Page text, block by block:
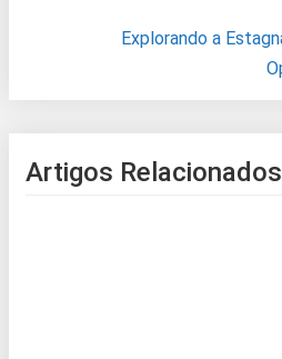
Explorando a
Artigos Relacionados